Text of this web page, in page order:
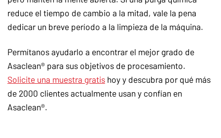
reduce el tiempo de cambio a la mitad, vale la pena
dedicar un breve período a la limpieza de la máquina.
Permítanos ayudarlo a encontrar el mejor grado de
Asaclean® para sus objetivos de procesamiento.
Solicite una muestra gratis hoy y descubra por qué más
de 2000 clientes actualmente usan y confían en
Asaclean®.